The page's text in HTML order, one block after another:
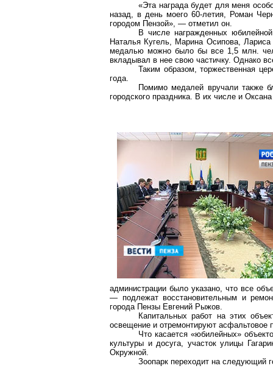
«Эта награда будет для меня
назад, в день моего 60-летия, Роман
городом Пензой», — отметил он.
В численагражденных
Наталья Кугель, Марина Осипова, Лариса
медалью можно было бы все 1,5 млн.
вкладывал в нее свою частичку. Однако
Таким образом, торжественная
года.
Помимо медалей вручали также
городского праздника. В их числе и
администрации было указано, что все
— подлежат восстановительным и
города Пензы Евгений Рыжов.
Капитальных работ на этих
освещение и отремонтируют асфальтовое
Что касается «юбилейных»
культуры и досуга, участок улицы
Окружной.
Зоопарк переходит на следующий